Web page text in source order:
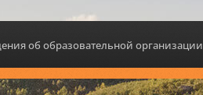
об образовательной организации